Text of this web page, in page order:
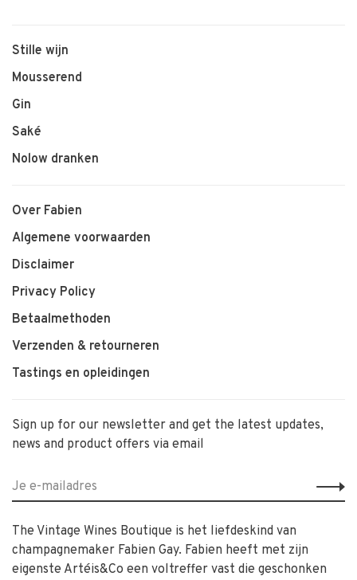
Stille wijn
Mousserend
Gin
Saké
Nolow dranken
Over Fabien
Algemene voorwaarden
Disclaimer
Privacy Policy
Betaalmethoden
Verzenden & retourneren
Tastings en opleidingen
Sign up for our newsletter and get the latest updates,
news and product offers via email
The Vintage Wines Boutique is het liefdeskind van
champagnemaker Fabien Gay. Fabien heeft met zijn
eigenste Artéis&Co een voltreffer vast die geschonken